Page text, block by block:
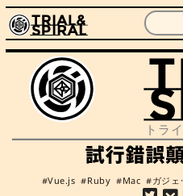
Vue.js Ruby Mac ガジェ